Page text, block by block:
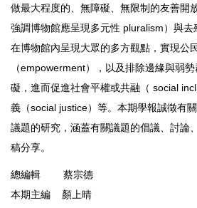
做最大程度的、無障礙、無限制的友善開
強調博物館應呈現多元性 pluralism）與去
在博物館內呈現大眾的多方觀點，實現公
（empowerment），以及排除邊緣與弱
礙，進而促進社會平權或共融（ social
義（social justice）等。本期學報誠徵有
議題的研究，涵蓋有關議題的倡議、討論
稿分享。
總編輯 蔡宗德
本期主編 顏上晴